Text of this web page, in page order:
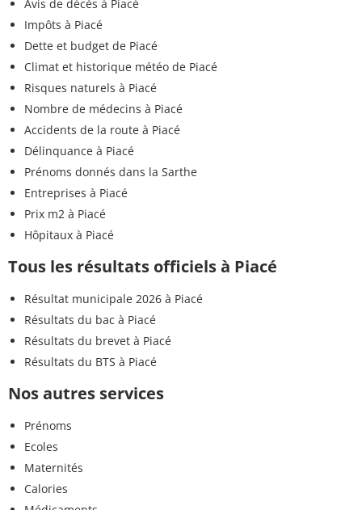
Avis de décès à Piacé
Impôts à Piacé
Dette et budget de Piacé
Climat et historique météo de Piacé
Risques naturels à Piacé
Nombre de médecins à Piacé
Accidents de la route à Piacé
Délinquance à Piacé
Prénoms donnés dans la Sarthe
Entreprises à Piacé
Prix m2 à Piacé
Hôpitaux à Piacé
Tous les résultats officiels à Piacé
Résultat municipale 2026 à Piacé
Résultats du bac à Piacé
Résultats du brevet à Piacé
Résultats du BTS à Piacé
Nos autres services
Prénoms
Ecoles
Maternités
Calories